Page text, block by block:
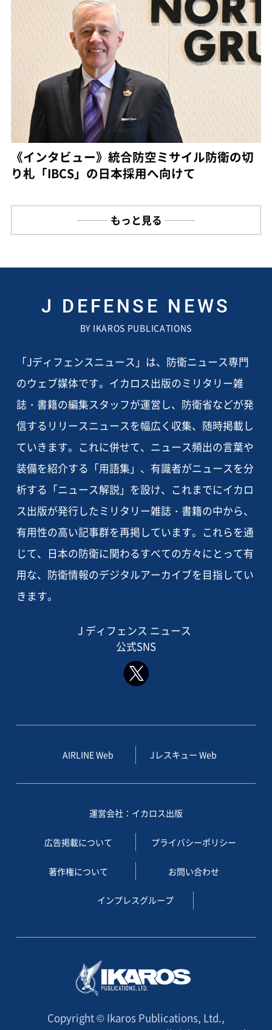
《インタビュー》統合防空ミサイル防衛の切
り札「IBCS」の日本採用へ向けて
もっと見る
J DEFENSE NEWS
BY IKAROS PUBLICATIONS
「Jディフェンスニュース」は、防衛ニュース専門
のウェブ媒体です。イカロス出版のミリタリー雑
誌・書籍の編集スタッフが運営し、防衛省などが発
信するリリースニュースを幅広く収集、随時掲載し
ていきます。これに併せて、ニュース頻出の言葉や
装備を紹介する「用語集」、有識者がニュースを分
析する「ニュース解説」を設け、これまでにイカロ
ス出版が発行したミリタリー雑誌・書籍の中から、
有用性の高い記事群を再掲しています。これらを通
じて、日本の防衛に関わるすべての方々にとって有
用な、防衛情報のデジタルアーカイブを目指してい
きます。
J ディフェンス ニュース
公式SNS
AIRLINE Web Jレスキュー Web
運営会社：イカロス出版
広告掲載について プライバシーポリシー
著作権について お問い合わせ
インプレスグループ
Copyright © Ikaros Publications, Ltd.,